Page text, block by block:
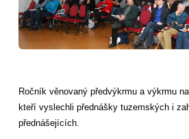
Ročník věnovaný předvýkrmu a výkrmu
kteří vyslechli přednášky tuzemských i
přednášejících.